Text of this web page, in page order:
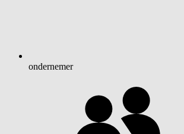
ondernemer